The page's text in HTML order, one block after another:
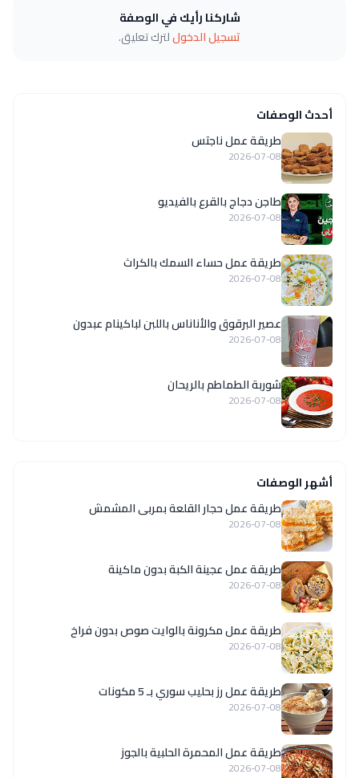
شاركنا رأيك في الوصفة
تسجيل الدخوللترك تعليق.
أحدث الوصفات
طريقة عمل ناجتس
2026-07-08
طاجن دجاج بالقرع بالفيديو
2026-07-08
طريقة عمل حساء السمك بالكراث
2026-07-08
عصير البرقوق والأناناس باللبن لباكينام عبدون
2026-07-08
شوربة الطماطم بالريحان
2026-07-08
أشهر الوصفات
طريقة عمل حجار القلعة بمربى المشمش
2026-07-08
طريقة عمل عجينة الكبة بدون ماكينة
2026-07-08
طريقة عمل مكرونة بالوايت صوص بدون فراخ
2026-07-08
طريقة عمل رز بحليب سوري بـ 5 مكونات
2026-07-08
طريقة عمل المحمرة الحلبية بالجوز
2026-07-08